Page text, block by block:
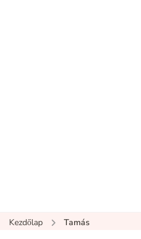
Kezdőlap Tamás